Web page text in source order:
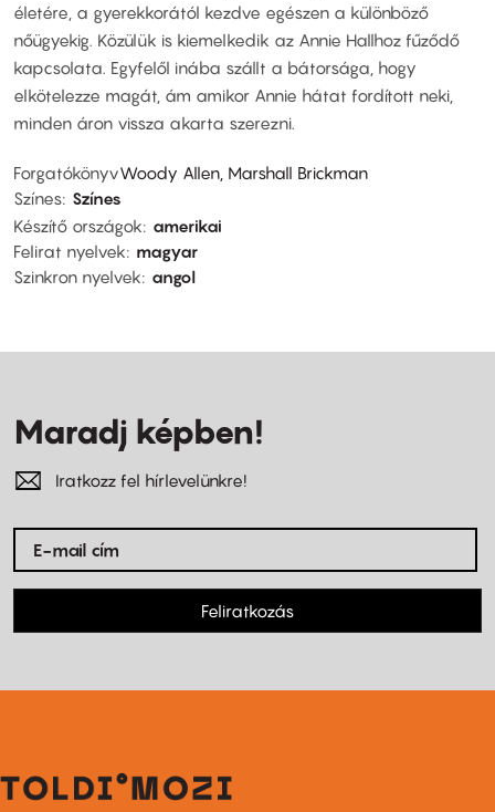
életére, a gyerekkorától kezdve egészen a különböző
nőügyekig. Közülük is kiemelkedik az Annie Hallhoz fűződő
kapcsolata. Egyfelől inába szállt a bátorsága, hogy
elkötelezze magát, ám amikor Annie hátat fordított neki,
minden áron vissza akarta szerezni.
ForgatókönyvWoody Allen, Marshall Brickman
Színes Színes
Készítő országok
amerikai
Felirat nyelvek
magyar
Szinkron nyelvek
angol
Maradj képben!
Iratkozz fel hírlevelünkre!
Feliratkozás